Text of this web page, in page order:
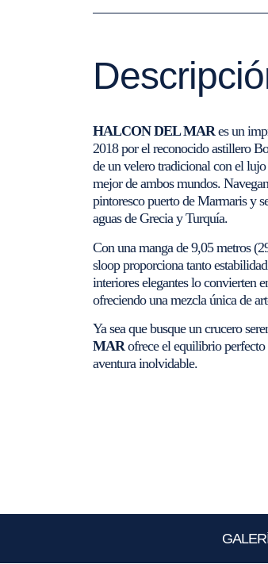
HALCON DEL MARes un
2018 por el reconocido astillero
de un velero tradicional con el
mejor de ambos mundos.
pintoresco puerto de Marmaris y
aguas de Grecia y Turquía.
Con una manga de 9,05 metros
sloop proporciona tanto
interiores elegantes lo convierten
ofreciendo una mezcla única de
Ya sea que busque un crucero
MARofrece el equilibrio perfecto
aventura inolvidable.